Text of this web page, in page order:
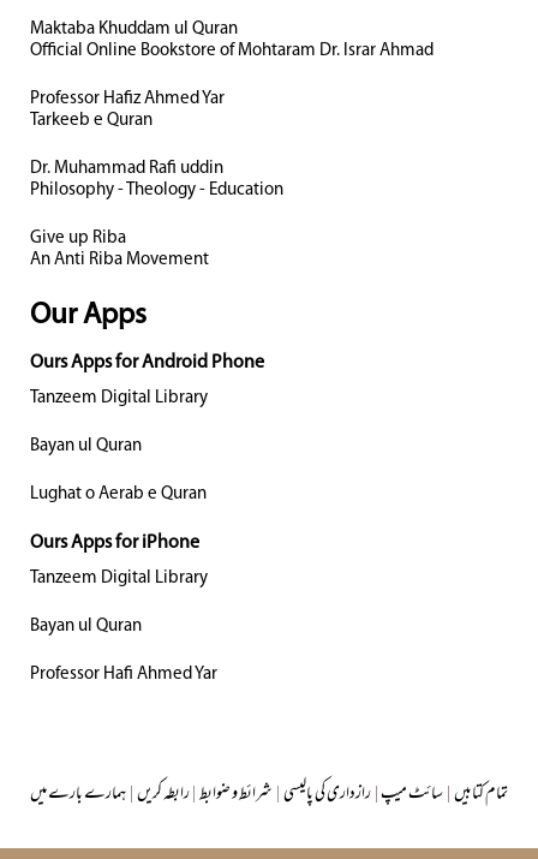
Maktaba Khuddam ul Quran
Official Online Bookstore of Mohtaram Dr. Israr Ahmad
Professor Hafiz Ahmed Yar
Tarkeeb e Quran
Dr. Muhammad Rafi uddin
Philosophy - Theology - Education
Give up Riba
An Anti Riba Movement
Our Apps
Ours Apps for Android Phone
Tanzeem Digital Library
Bayan ul Quran
Lughat o Aerab e Quran
Ours Apps for iPhone
Tanzeem Digital Library
Bayan ul Quran
Professor Hafi Ahmed Yar
ہمارے بارے میں|رابطہ کریں|شرائط و ضوابط|رازداری کی پالیسی|سائٹ میپ|تمام کتابیں